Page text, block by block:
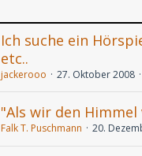
Ich suche ein
etc..
jackerooo 27. Oktober 2008
"Als wir den
Falk T. Puschmann 20.